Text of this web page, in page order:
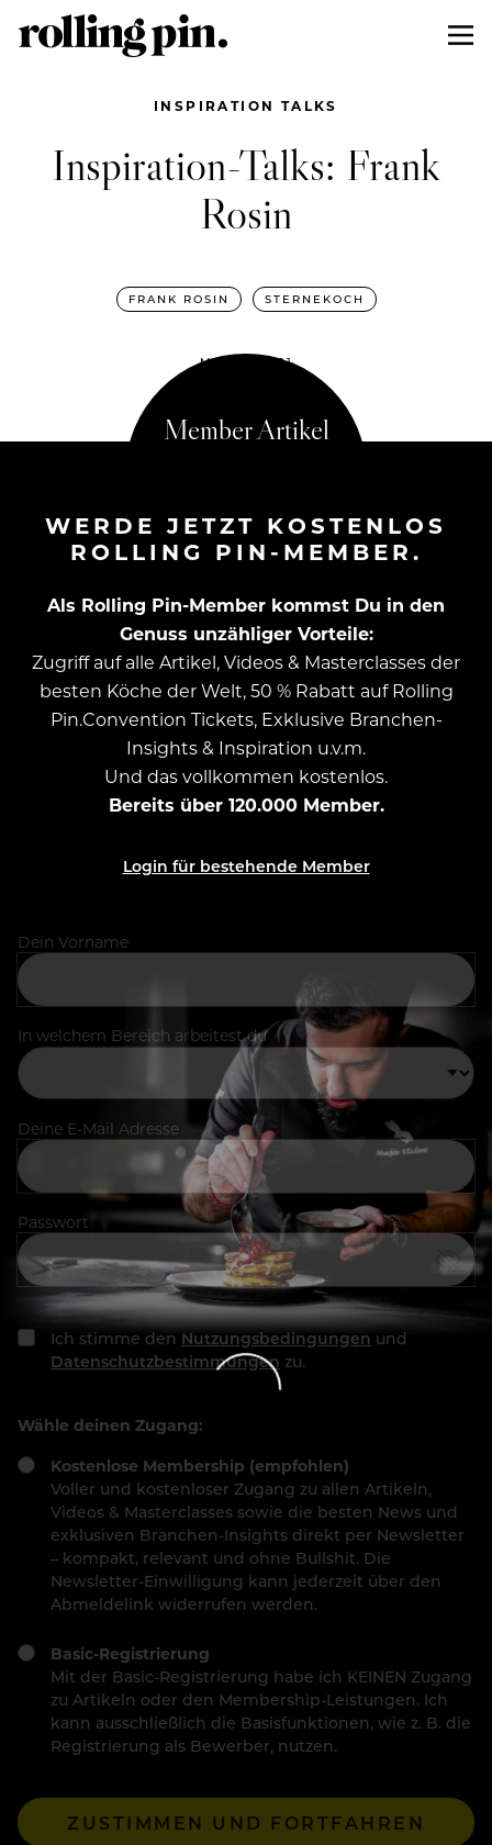
INSPIRATION TALKS
Inspiration-Talks: Frank
Rosin
FRANK ROSIN STERNEKOCH
MAI 19, 2021
WERDE JETZT KOSTENLOS
ROLLING PIN-MEMBER.
Als Rolling Pin-Member kommst Du in den
Genuss unzähliger Vorteile:
Zugriff auf alle Artikel, Videos & Masterclasses der
besten Köche der Welt, 50 % Rabatt auf Rolling
Pin.Convention Tickets, Exklusive Branchen-
Insights & Inspiration u.v.m.
Und das vollkommen kostenlos.
Bereits über 120.000 Member.
Login für bestehende Member
Dein Vorname
In welchem Bereich arbeitest du
Deine E-Mail Adresse
Passwort
Ich stimme den Nutzungsbedingungen und
Datenschutzbestimmungen zu.
Wähle deinen Zugang:
Kostenlose Membership (empfohlen)
Voller und kostenloser Zugang zu allen Artikeln,
Videos & Masterclasses sowie die besten News und
exklusiven Branchen-Insights direkt per Newsletter
– kompakt, relevant und ohne Bullshit. Die
Newsletter-Einwilligung kann jederzeit über den
Abmeldelink widerrufen werden.
Basic-Registrierung
Mit der Basic-Registrierung habe ich KEINEN Zugang
zu Artikeln oder den Membership-Leistungen. Ich
kann ausschließlich die Basisfunktionen, wie z. B. die
Registrierung als Bewerber, nutzen.
ZUSTIMMEN UND FORTFAHREN